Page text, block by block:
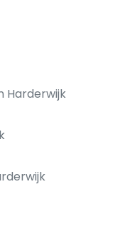
Harderwijk